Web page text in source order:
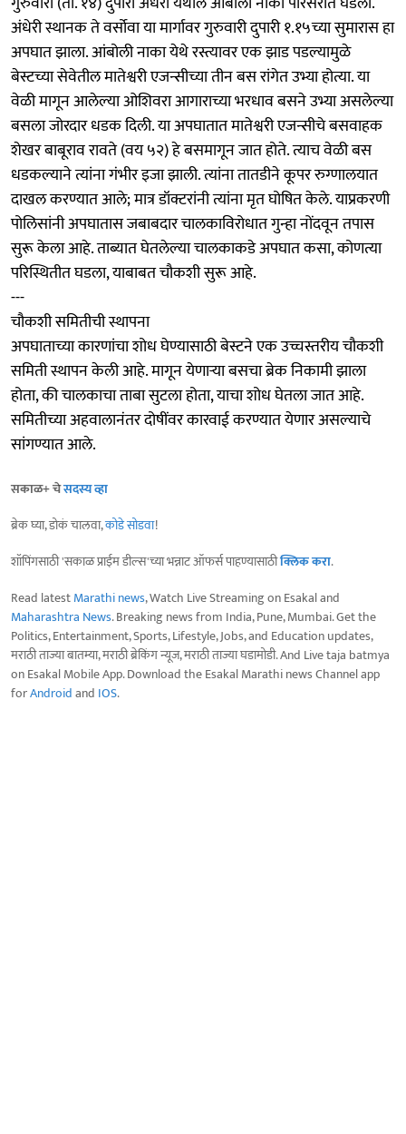
​अंधेरी स्थानक ते वर्सोवा या मार्गावर गुरुवारी दुपारी १.१५च्या सुमारास हा
अपघात झाला. आंबोली नाका येथे रस्त्यावर एक झाड पडल्यामुळे
बेस्टच्या सेवेतील मातेश्वरी एजन्सीच्या तीन बस रांगेत उभ्या होत्या. या
वेळी मागून आलेल्या ओशिवरा आगाराच्या भरधाव बसने उभ्या असलेल्या
बसला जोरदार धडक दिली. या अपघातात मातेश्वरी एजन्सीचे बसवाहक
शेखर बाबूराव रावते (वय ५२) हे बसमागून जात होते. त्याच वेळी बस
धडकल्याने त्यांना गंभीर इजा झाली. त्यांना तातडीने कूपर रुग्णालयात
दाखल करण्यात आले; मात्र डॉक्टरांनी त्यांना मृत घोषित केले. याप्रकरणी
पोलिसांनी अपघातास जबाबदार चालकाविरोधात गुन्हा नोंदवून तपास
सुरू केला आहे. ताब्यात घेतलेल्या चालकाकडे अपघात कसा, कोणत्या
परिस्थितीत घडला, याबाबत चौकशी सुरू आहे.
---
चौकशी समितीची स्थापना
अपघाताच्या कारणांचा शोध घेण्यासाठी बेस्टने एक उच्चस्तरीय चौकशी
समिती स्थापन केली आहे. मागून येणाऱ्या बसचा ब्रेक निकामी झाला
होता, की चालकाचा ताबा सुटला होता, याचा शोध घेतला जात आहे.
समितीच्या अहवालानंतर दोषींवर कारवाई करण्यात येणार असल्याचे
सांगण्यात आले.
सकाळ+ चेसदस्य व्हा
ब्रेक घ्या, डोकं चालवा,कोडे सोडवा!
शॉपिंगसाठी 'सकाळ प्राईम डील्स'च्या भन्नाट ऑफर्स पाहण्यासाठीक्लिक करा.
Read latestMarathi news, Watch Live Streaming on Esakal and
Maharashtra News. Breaking news from India, Pune, Mumbai. Get the
Politics, Entertainment, Sports, Lifestyle, Jobs, and Education updates,
मराठी ताज्या बातम्या, मराठी ब्रेकिंग न्यूज, मराठी ताज्या घडामोडी. And Live taja batmya
on Esakal Mobile App. Download the Esakal Marathi news Channel app
forAndroidand IOS.